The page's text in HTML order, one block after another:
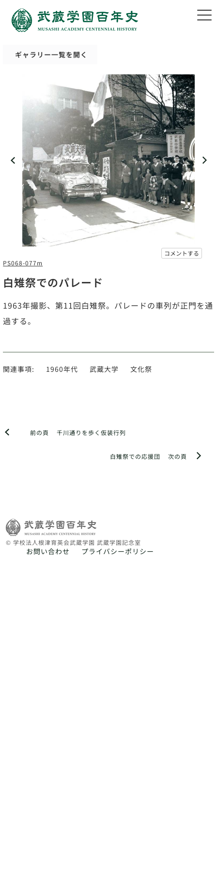
ギャラリー一覧を開く
コメントする
PS068-077m
白雉祭でのパレード
1963年撮影、第11回白雉祭。パレードの車列が正門を通
過する。
関連事項: 1960年代 武蔵大学 文化祭
前の頁 千川通りを歩く仮装行列
次の頁
白雉祭での応援団
© 学校法人根津育英会武蔵学園 武蔵学園記念室
お問い合わせ プライバシーポリシー